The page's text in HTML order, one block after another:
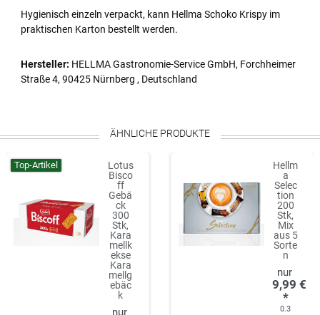
Hygienisch einzeln verpackt, kann Hellma Schoko Krispy im
praktischen Karton bestellt werden.
Hersteller: HELLMA Gastronomie-Service GmbH, Forchheimer
Straße 4, 90425 Nürnberg , Deutschland
ÄHNLICHE PRODUKTE
Top-Artikel
Lotus
Bisco
ff
Gebä
ck
300
Stk,
Kara
mellk
ekse
Kara
mellg
ebäc
k
Hellm
a
Selec
tion
200
Stk,
Mix
aus 5
Sorte
n
9,99 €
*
0.3